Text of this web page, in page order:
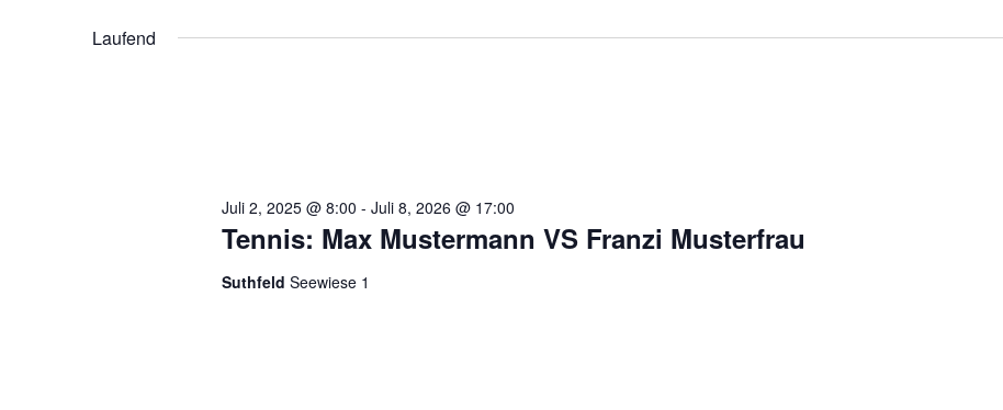
wählen.
Laufend
Tennis: Max Mustermann VS Franzi Musterfrau
Juli 2, 2025 @ 8:00 -Juli 8, 2026 @ 17:00
SuthfeldSeewiese 1